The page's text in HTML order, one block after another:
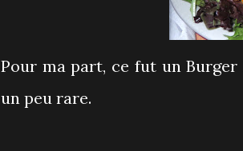
Pour ma part, ce fut un
un peu rare.